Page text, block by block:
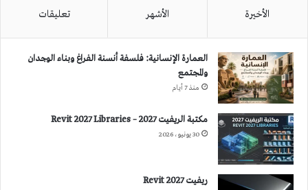
الأخيرة الأشهر تعليقات
العمارة الإنسانية: فلسفة أنسنة الفراغ وبناء الوجدان
والمجتمع
منذ 7 أيام
مكتبة الريفيت 2027 – Revit 2027 Libraries
30 يونيو، 2026
ريفيت 2027 Revit